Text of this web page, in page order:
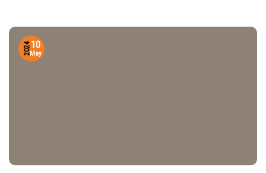
10
May
2024